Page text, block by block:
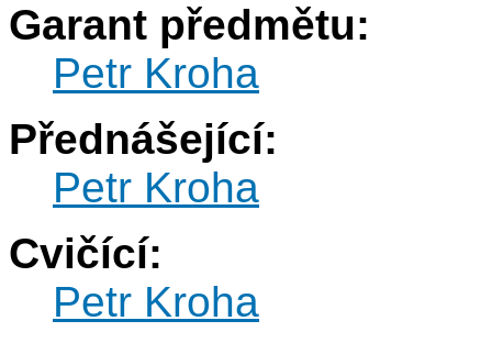
Garant předmětu:
Petr Kroha
Přednášející:
Petr Kroha
Cvičící:
Petr Kroha